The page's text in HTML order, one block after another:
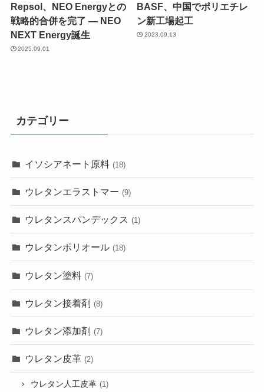
Repsol、NEO Energyとの
戦略的合併を完了 ― NEO
NEXT Energy誕生
2025.09.01
BASF、中国でポリエチレ
ン新工場起工
2023.09.13
カテゴリー
イソシアネート原料 (18)
ウレタンエラストマー (9)
ウレタンスパンデックス (1)
ウレタンポリオール (18)
ウレタン塗料 (7)
ウレタン接着剤 (8)
ウレタン添加剤 (7)
ウレタン皮革 (2)
ウレタン人工皮革 (1)